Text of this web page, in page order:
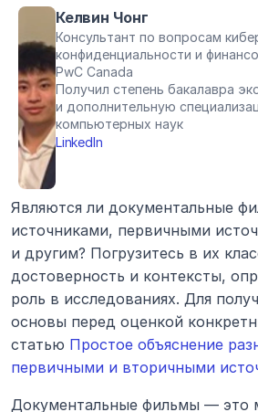
Келвин Чонг
Консультант по вопросам
конфиденциальности и
PwC Canada
Получил степень бакалавра
и дополнительную
компьютерных наук
LinkedIn
Являются ли документальные
источниками, первичными
и другим? Погрузитесь в их
достоверность и контексты,
роль в исследованиях. Для
основы перед оценкой
статью Простое объяснение
первичными и вторичными
Документальные фильмы — это